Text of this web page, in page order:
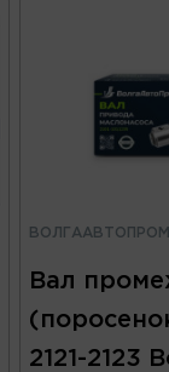
ВОЛГААВТОПРОМ
Вал
2121-2123